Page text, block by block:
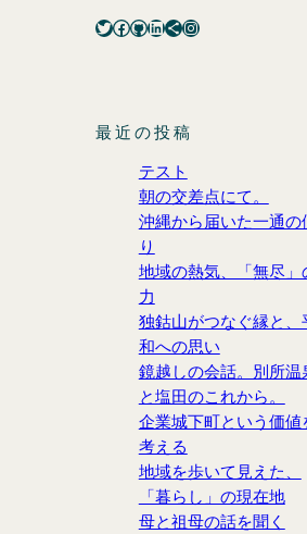
Twitter Facebook GitHub LinkedIn Share Icon Instagram
最近の投稿
テスト
朝の交差点にて。
沖縄から届いた一通の
り
地域の熱気、「無尽」
力
独鈷山がつなぐ縁と、
和への思い
鏡越しの会話。別所温
と塩田のこれから。
企業城下町という価値
考える
地域を歩いて見えた、
「暮らし」の現在地
母と祖母の話を聞く